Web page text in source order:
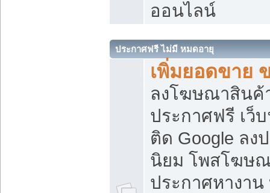
ออนไลน์
ประกาศฟรี ไม่มี หมดอายุ
เพิ่มยอดขาย
ลงโฆษณาสิน
ประกาศฟรี เว็
ติด Google ลง
นิยม โพสโฆษ
ประกาศหางาน